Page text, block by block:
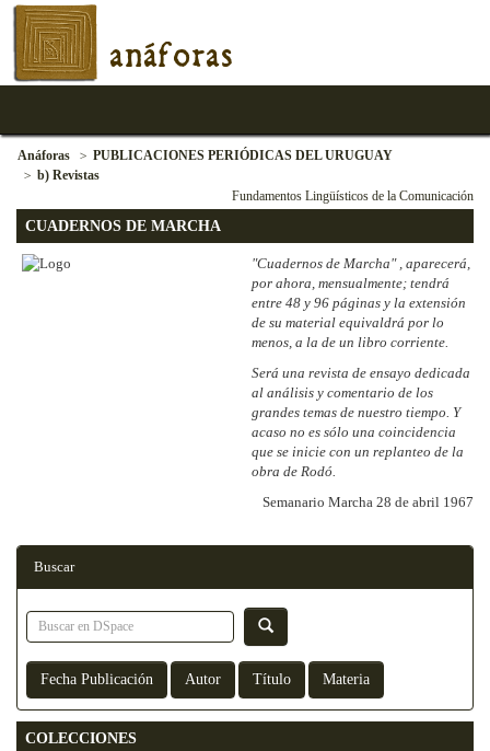
anáforas
Anáforas
PUBLICACIONES PERIÓDICAS DEL URUGUAY
b) Revistas
Fundamentos Lingüísticos de la Comunicación
CUADERNOS DE MARCHA
"Cuadernos de Marcha" , aparecerá,
por ahora, mensualmente; tendrá
entre 48 y 96 páginas y la extensión
de su material equivaldrá por lo
menos, a la de un libro corriente.
Será una revista de ensayo dedicada
al análisis y comentario de los
grandes temas de nuestro tiempo. Y
acaso no es sólo una coincidencia
que se inicie con un replanteo de la
obra de Rodó.
Semanario Marcha 28 de abril 1967
Buscar
COLECCIONES